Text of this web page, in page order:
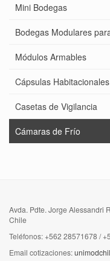
Mini Bodegas
Bodegas Modulares
Módulos Armables
Cápsulas Habitacionales
Casetas de Vigilancia
Cámaras de Frío
Avda. Pdte. Jorge Alessandri
Chile
Teléfonos: +562 28571678 /
Email cotizaciones: